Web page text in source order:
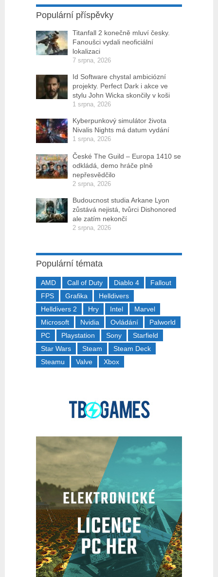
Populární příspěvky
Titanfall 2 konečně mluví česky.
Fanoušci vydali neoficiální
lokalizaci
7 srpna, 2026
Id Software chystal ambiciózní
projekty. Perfect Dark i akce ve
stylu John Wicka skončily v koši
1 srpna, 2026
Kyberpunkový simulátor života
Nivalis Nights má datum vydání
1 srpna, 2026
České The Guild – Europa 1410 se
odkládá, demo hráče plně
nepřesvědčilo
2 srpna, 2026
Budoucnost studia Arkane Lyon
zůstává nejistá, tvůrci Dishonored
ale zatím nekončí
2 srpna, 2026
Populární témata
AMD Call of Duty Diablo 4
Fallout
FPS
Grafika
Helldivers
Helldivers 2
Hry Intel
Marvel
Microsoft
Nvidia Ovládání
Palworld
PC
Playstation Sony
Starfield
Star Wars
Steam
Steam Deck
Steamu
Valve Xbox